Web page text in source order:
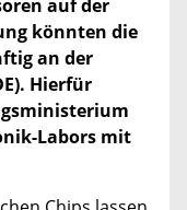
auf der
könnten die
an der
Hierfür
Labors mit